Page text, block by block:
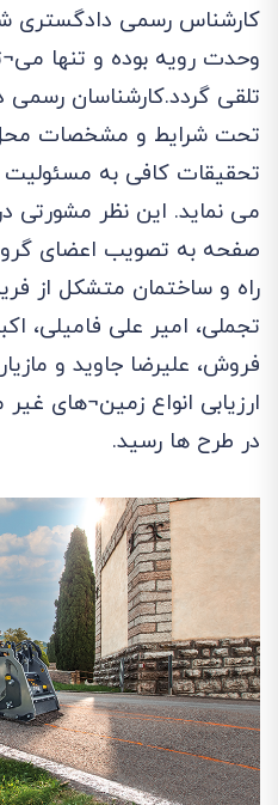
کارشناس رسمی دادگستری
وحدت رویه بوده و تنها
تلقی گردد.کارشناسان
تحت شرایط و مشخصات محل
تحقیقات کافی به مسئولیت
صفحه به تصویب اعضای
راه و ساختمان متشکل از
تجملی، امیر علی فامیلی،
فروش، علیرضا جاوید و
ارزیابی انواع زمین¬های
در طرح ها رسید.